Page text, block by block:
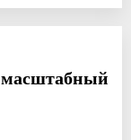
масштабный